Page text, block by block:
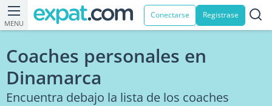
MENU
Conectarse Registrase
Coaches personales en
Dinamarca
Encuentra debajo la lista de los coaches